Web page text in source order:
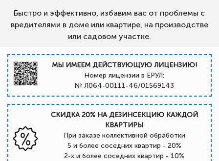
Быстро и эффективно, избавим вас от проблемы с
вредителями в доме или квартире, на производстве
или садовом участке.
МЫ ИМЕЕМ ДЕЙСТВУЮЩУЮ ЛИЦЕНЗИЮ!
Номер лицензии в ЕРУЛ:
№ Л064-00111-46/01569143
СКИДКА 20% НА ДЕЗИНСЕКЦИЮ КАЖДОЙ
КВАРТИРЫ
При заказе коллективной обработки
5 и более соседних квартир - 20%
2-х и более соседних квартир - 10%